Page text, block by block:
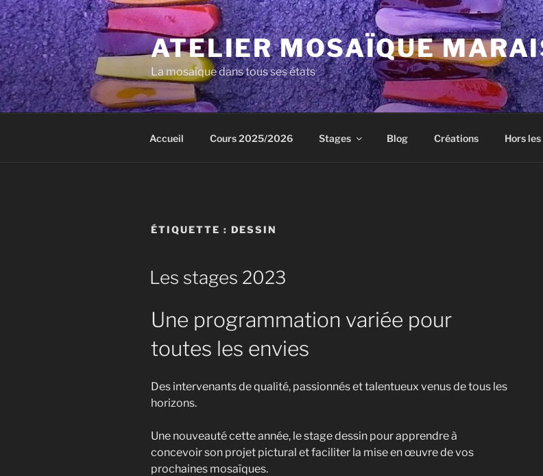
Aller
au
contenu
principal
ATELIER MOSAÏQUE
La mosaïque dans tous ses états
Accueil Cours 2025/2026 Stages Blog Créations Hors
ÉTIQUETTE : DESSIN
Les stages 2023
Une programmation variée pour
toutes les envies
Des intervenants de qualité, passionnés et talentueux venus de tous les
horizons.
Une nouveauté cette année, le stage dessin pour apprendre à
concevoir son projet pictural et faciliter la mise en œuvre de vos
prochaines mosaïques.